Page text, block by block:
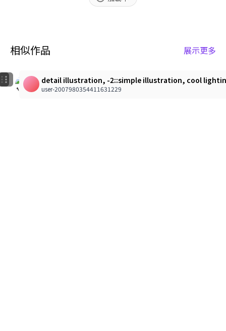
相似作品 展示更多
ねこ
artist: null. A soft, painterly anime illustration depicts
에헤
detail illustration, -2::simple illustration, cool
user-2007980354411631229